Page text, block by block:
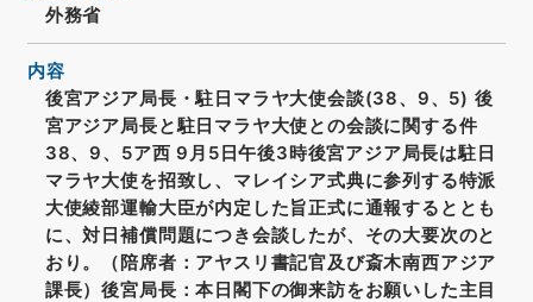
外務省
内容
後宮アジア局長・駐日マラヤ大使会談(38、9、5) 後
宮アジア局長と駐日マラヤ大使との会談に関する件
38、9、5ア西 9月5日午後3時後宮アジア局長は駐日
マラヤ大使を招致し、マレイシア式典に参列する特派
大使綾部運輸大臣が内定した旨正式に通報するととも
に、対日補償問題につき会談したが、その大要次のと
おり。（陪席者：アヤスリ書記官及び斎木南西アジア
課長）後宮局長：本日閣下の御来訪をお願いした主目